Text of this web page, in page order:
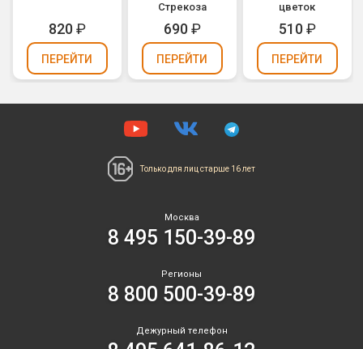
820₽
ПЕРЕЙТИ
Стрекоза
690₽
ПЕРЕЙТИ
цветок
510₽
ПЕРЕЙТИ
Только для лиц старше 16 лет
Москва
8 495 150-39-89
Регионы
8 800 500-39-89
Дежурный телефон